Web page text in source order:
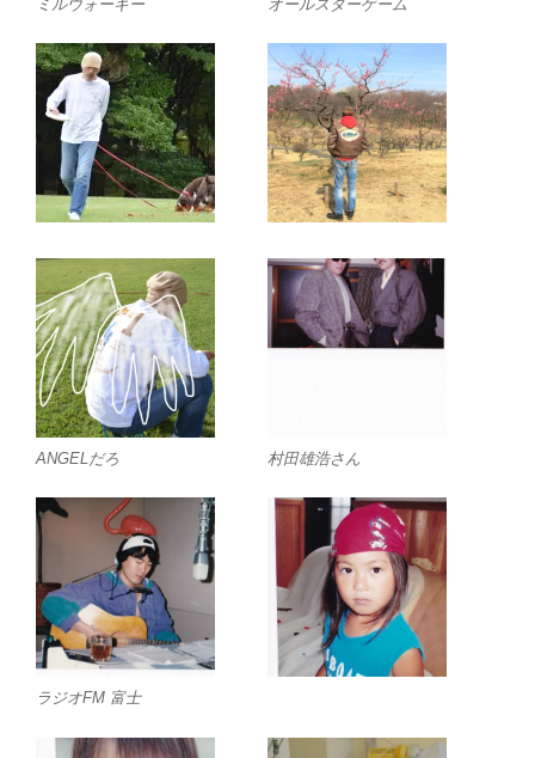
ミルウォーキー オールスターゲーム
ANGELだろ 村田雄浩さん
ラジオFM 富士